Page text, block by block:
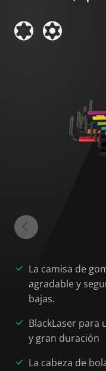
La camisa de
agradable y
bajas.
BlackLaser
y gran duración
La cabeza de